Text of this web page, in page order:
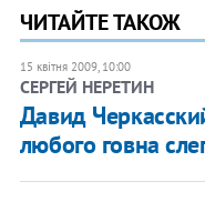
ЧИТАЙТЕ ТАКОЖ
15 квітня 2009, 10:00
СЕРГЕЙ НЕРЕТИН
Давид
любого говна